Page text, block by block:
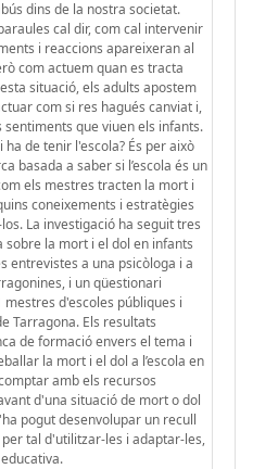
dins de la nostra societat.
cal dir, com cal intervenir
i reaccions apareixeran al
com actuem quan es tracta
situació, els adults apostem
com si res hagués canviat i,
que viuen els infants.
de tenir l'escola? És per això
basada a saber si l’escola és un
els mestres tracten la mort i
coneixements i estratègies
La investigació ha seguit tres
sobre la mort i el dol en infants
entrevistes a una psicòloga i a
i un qüestionari
d'escoles públiques i
Tarragona. Els resultats
de formació envers el tema i
la mort i el dol a l’escola en
amb els recursos
d'una situació de mort o dol
pogut desenvolupar un recull
tal d'utilitzar-les i adaptar-les,